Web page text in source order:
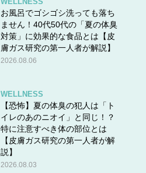
お風呂でゴシゴシ洗っても落ち
ません！40代50代の「夏の体臭
対策」に効果的な食品とは【皮
膚ガス研究の第一人者が解説】
2026.08.06
WELLNESS
【恐怖】夏の体臭の犯人は「ト
イレのあのニオイ」と同じ！？
特に注意すべき体の部位とは
【皮膚ガス研究の第一人者が解
説】
2026.08.03